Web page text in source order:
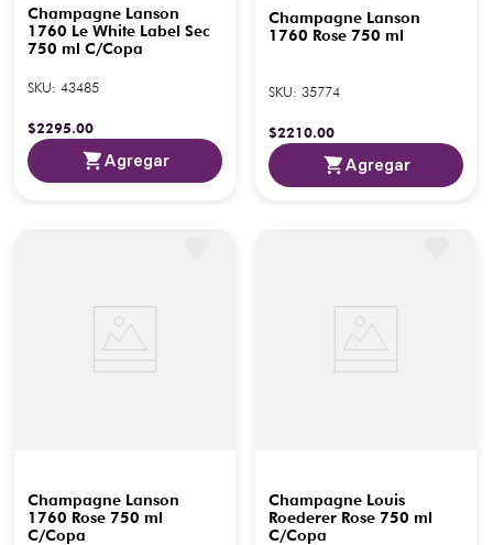
Champagne Lanson
1760 Le White Label Sec
750 ml C/Copa
SKU: 43485
$2295.00
Agregar
Champagne Lanson
1760 Rose 750 ml
SKU: 35774
$2210.00
Agregar
Champagne Lanson
1760 Rose 750 ml
C/Copa
Champagne Louis
Roederer Rose 750 ml
C/Copa